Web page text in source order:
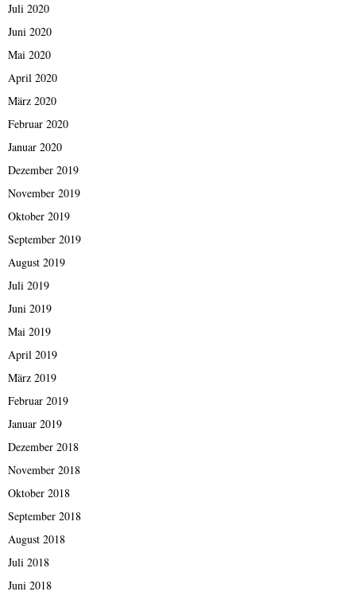
Juli 2020
Juni 2020
Mai 2020
April 2020
März 2020
Februar 2020
Januar 2020
Dezember 2019
November 2019
Oktober 2019
September 2019
August 2019
Juli 2019
Juni 2019
Mai 2019
April 2019
März 2019
Februar 2019
Januar 2019
Dezember 2018
November 2018
Oktober 2018
September 2018
August 2018
Juli 2018
Juni 2018